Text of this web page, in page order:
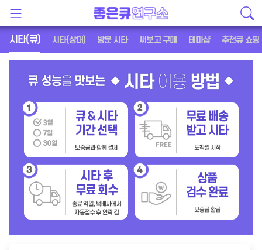
시타(큐) 시타(상대) 방문 시타 써보고 구매 테마샵 추천큐 쇼핑